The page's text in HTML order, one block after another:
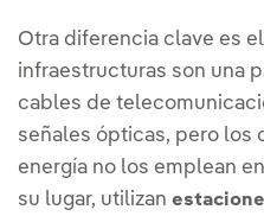
Otra diferencia clave es
infraestructuras son una
cables de
señales ópticas, pero los
energía no los emplean
su lugar, utilizan